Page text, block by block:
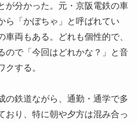
が分かった。元・京阪電鉄の車
ら「かぼちゃ」と呼ばれてい
車両もある。どれも個性的で、
ので「今回はどれかな？」と音
クする。
の鉄道ながら、通勤・通学で多
おり、特に朝や夕方は混み合っ